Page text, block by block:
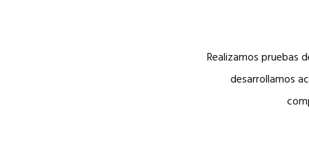
Realizamos pruebas
desarrollamos